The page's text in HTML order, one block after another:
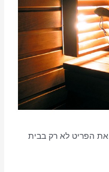
את הפריט לא רק בבית